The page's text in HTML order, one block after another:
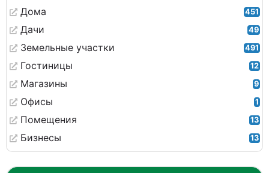
Дома 451
Дачи 49
Земельные участки 491
Гостиницы 12
Магазины 9
Офисы 1
Помещения 13
Бизнесы 13